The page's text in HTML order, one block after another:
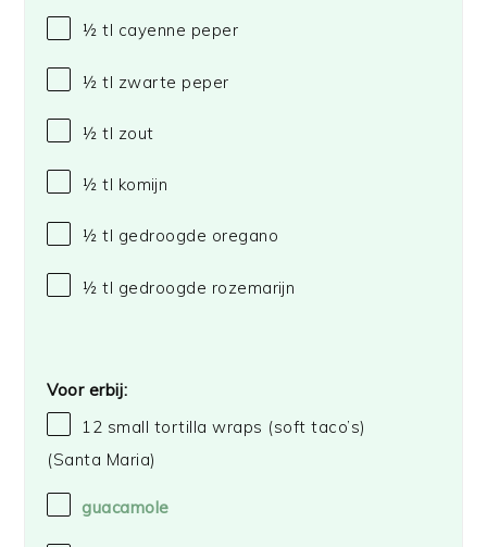
½ tl cayenne peper
½ tl zwarte peper
½ tl zout
½ tl komijn
½ tl gedroogde oregano
½ tl gedroogde rozemarijn
Voor erbij:
12 small tortilla wraps (soft taco’s)
(Santa Maria)
guacamole